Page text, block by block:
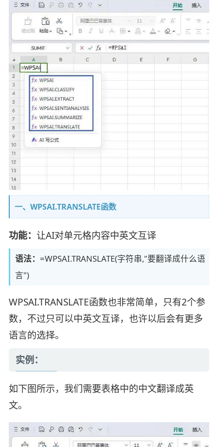
一、WPSAI.TRANSLATE函数
功能： 让AI对单元格内容中英文互译
语法： =WPSAI.TRANSLATE(字符串,"要翻译成什么语
言")
WPSAI.TRANSLATE函数也非常简单，只有2个参
数，不过只可以中英文互译，也许以后会有更多
语言的选择。
实例：
如下图所示，我们需要表格中的中文翻译成英
文。